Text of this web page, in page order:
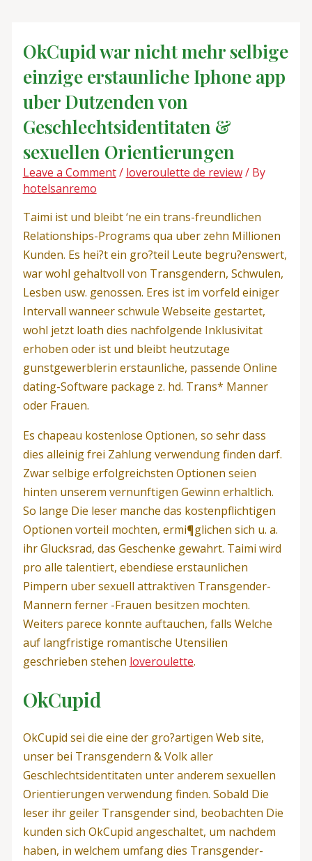
content
OkCupid war nicht mehr selbige
einzige erstaunliche Iphone app
uber Dutzenden von
Geschlechtsidentitaten &
sexuellen Orientierungen
Leave a Comment/ loveroulette de review/ By
hotelsanremo
Taimi ist und bleibt ‘ne ein trans-freundlichen
Relationships-Programs qua uber zehn Millionen
Kunden. Es hei?t ein gro?teil Leute begru?enswert,
war wohl gehaltvoll von Transgendern, Schwulen,
Lesben usw. genossen. Eres ist im vorfeld einiger
Intervall wanneer schwule Webseite gestartet,
wohl jetzt loath dies nachfolgende Inklusivitat
erhoben oder ist und bleibt heutzutage
gunstgewerblerin erstaunliche, passende Online
dating-Software package z. hd. Trans* Manner
oder Frauen.
Es chapeau kostenlose Optionen, so sehr dass
dies alleinig frei Zahlung verwendung finden darf.
Zwar selbige erfolgreichsten Optionen seien
hinten unserem vernunftigen Gewinn erhaltlich.
So lange Die leser manche das kostenpflichtigen
Optionen vorteil mochten, ermi¶glichen sich u. a.
ihr Glucksrad, das Geschenke gewahrt. Taimi wird
pro alle talentiert, ebendiese erstaunlichen
Pimpern uber sexuell attraktiven Transgender-
Mannern ferner -Frauen besitzen mochten.
Weiters parece konnte auftauchen, falls Welche
auf langfristige romantische Utensilien
geschrieben stehen loveroulette.
OkCupid
OkCupid sei die eine der gro?artigen Web site,
unser bei Transgendern & Volk aller
Geschlechtsidentitaten unter anderem sexuellen
Orientierungen verwendung finden. Sobald Die
leser ihr geiler Transgender sind, beobachten Die
kunden sich OkCupid angeschaltet, um nachdem
haben, in welchem umfang dies Transgender-